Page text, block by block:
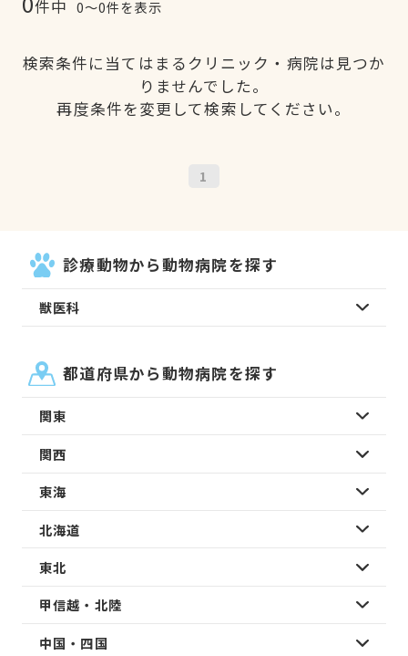
件中 0〜0件を表示
検索条件に当てはまるクリニック・病院は見つか
りませんでした。
再度条件を変更して検索してください。
1
診療動物から動物病院を探す
獣医科
都道府県から動物病院を探す
関東
関西
東海
北海道
東北
甲信越・北陸
中国・四国